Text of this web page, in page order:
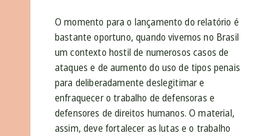
O momento para o lançamento do relatório é
bastante oportuno, quando vivemos no Brasil
um contexto hostil de numerosos casos de
ataques e de aumento do uso de tipos penais
para deliberadamente deslegitimar e
enfraquecer o trabalho de defensoras e
defensores de direitos humanos. O material,
assim, deve fortalecer as lutas e o trabalho